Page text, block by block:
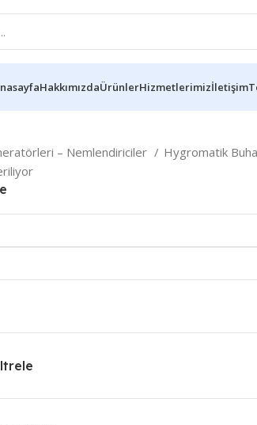
HakkımızdaÜrünlerHizmetlerimizİletişim
– Nemlendiriciler Hygromatik